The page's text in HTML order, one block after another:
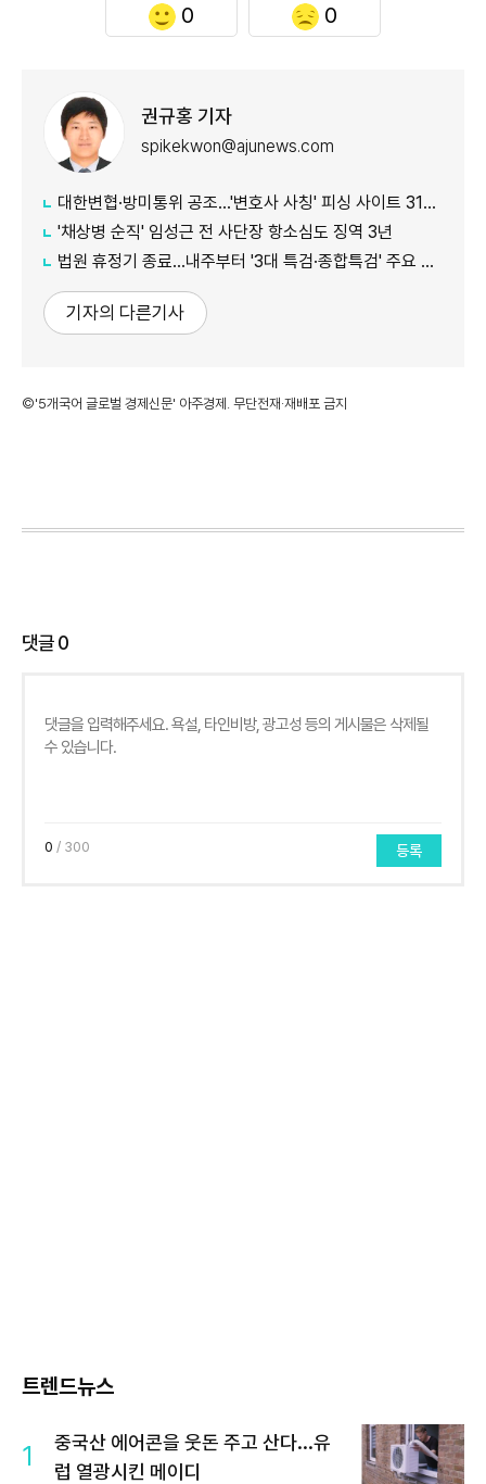
0 0
권규홍 기자
spikekwon@ajunews.com
대한변협·방미통위 공조…'변호사 사칭' 피싱 사이트 31건 무더기 차단
'채상병 순직' 임성근 전 사단장 항소심도 징역 3년
법원 휴정기 종료...내주부터 '3대 특검·종합특검' 주요 재판 속도
기자의 다른기사
©'5개국어 글로벌 경제신문' 아주경제. 무단전재·재배포 금지
댓글0
0 / 300 등록
트렌드뉴스
1
중국산 에어콘을 웃돈 주고 산다...유
럽 열광시킨 메이디